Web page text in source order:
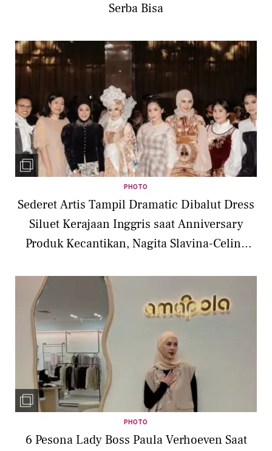
Serba Bisa
PHOTO
Sederet Artis Tampil Dramatic Dibalut Dress
Siluet Kerajaan Inggris saat Anniversary
Produk Kecantikan, Nagita Slavina-Celine
PHOTO
6 Pesona Lady Boss Paula Verhoeven Saat